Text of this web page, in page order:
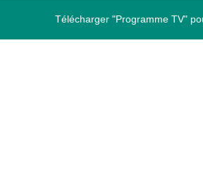
Télécharger "Programme TV"